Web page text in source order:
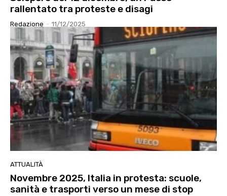
rallentato tra proteste e disagi
Redazione - 11/12/2025
ATTUALITÀ
Novembre 2025, Italia in protesta: scuole,
sanità e trasporti verso un mese di stop